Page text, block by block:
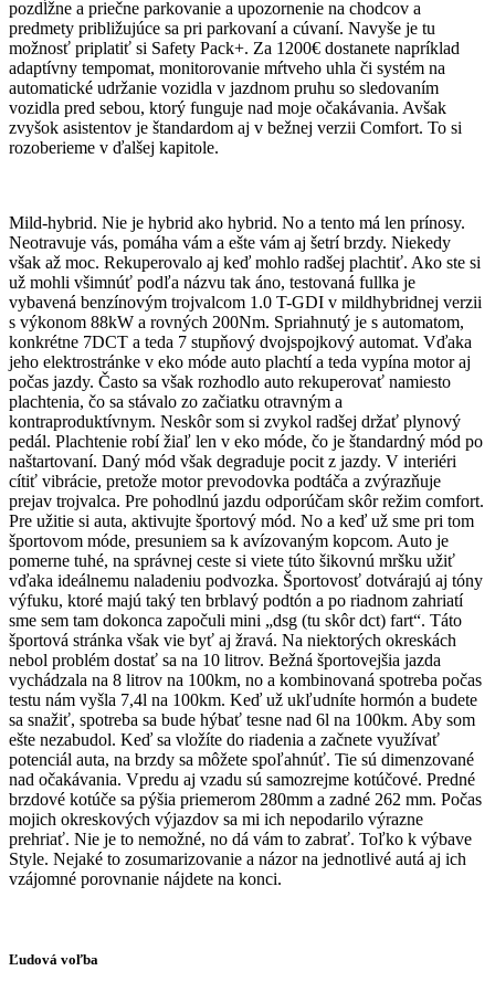
pozdĺžne a priečne parkovanie a upozornenie na chodcov a
predmety približujúce sa pri parkovaní a cúvaní. Navyše je tu
možnosť priplatiť si Safety Pack+. Za 1200€ dostanete napríklad
adaptívny tempomat, monitorovanie mŕtveho uhla či systém na
automatické udržanie vozidla v jazdnom pruhu so sledovaním
vozidla pred sebou, ktorý funguje nad moje očakávania. Avšak
zvyšok asistentov je štandardom aj v bežnej verzii Comfort. To si
rozoberieme v ďalšej kapitole.
Mild-hybrid. Nie je hybrid ako hybrid. No a tento má len prínosy.
Neotravuje vás, pomáha vám a ešte vám aj šetrí brzdy. Niekedy
však až moc. Rekuperovalo aj keď mohlo radšej plachtiť. Ako ste si
už mohli všimnúť podľa názvu tak áno, testovaná fullka je
vybavená benzínovým trojvalcom 1.0 T-GDI v mildhybridnej verzii
s výkonom 88kW a rovných 200Nm. Spriahnutý je s automatom,
konkrétne 7DCT a teda 7 stupňový dvojspojkový automat. Vďaka
jeho elektrostránke v eko móde auto plachtí a teda vypína motor aj
počas jazdy. Často sa však rozhodlo auto rekuperovať namiesto
plachtenia, čo sa stávalo zo začiatku otravným a
kontraproduktívnym. Neskôr som si zvykol radšej držať plynový
pedál. Plachtenie robí žiaľ len v eko móde, čo je štandardný mód po
naštartovaní. Daný mód však degraduje pocit z jazdy. V interiéri
cítiť vibrácie, pretože motor prevodovka podtáča a zvýrazňuje
prejav trojvalca. Pre pohodlnú jazdu odporúčam skôr režim comfort.
Pre užitie si auta, aktivujte športový mód. No a keď už sme pri tom
športovom móde, presuniem sa k avízovaným kopcom. Auto je
pomerne tuhé, na správnej ceste si viete túto šikovnú mršku užiť
vďaka ideálnemu naladeniu podvozka. Športovosť dotvárajú aj tóny
výfuku, ktoré majú taký ten brblavý podtón a po riadnom zahriatí
sme sem tam dokonca započuli mini „dsg (tu skôr dct) fart“. Táto
športová stránka však vie byť aj žravá. Na niektorých okreskách
nebol problém dostať sa na 10 litrov. Bežná športovejšia jazda
vychádzala na 8 litrov na 100km, no a kombinovaná spotreba počas
testu nám vyšla 7,4l na 100km. Keď už ukľudníte hormón a budete
sa snažiť, spotreba sa bude hýbať tesne nad 6l na 100km. Aby som
ešte nezabudol. Keď sa vložíte do riadenia a začnete využívať
potenciál auta, na brzdy sa môžete spoľahnúť. Tie sú dimenzované
nad očakávania. Vpredu aj vzadu sú samozrejme kotúčové. Predné
brzdové kotúče sa pýšia priemerom 280mm a zadné 262 mm. Počas
mojich okreskových výjazdov sa mi ich nepodarilo výrazne
prehriať. Nie je to nemožné, no dá vám to zabrať. Toľko k výbave
Style. Nejaké to zosumarizovanie a názor na jednotlivé autá aj ich
vzájomné porovnanie nájdete na konci.
Ľudová voľba